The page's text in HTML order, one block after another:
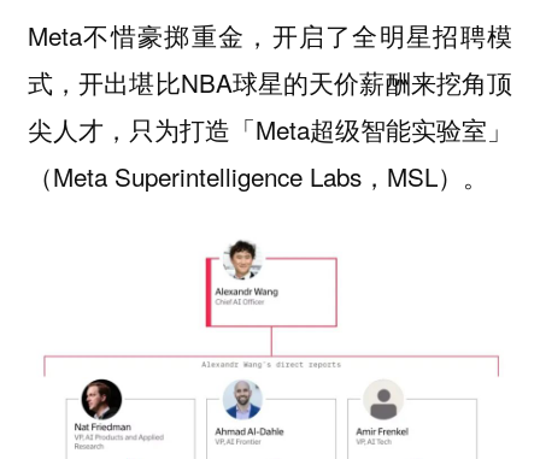
Meta不惜豪掷重金，开启了全明星招聘模
式，开出堪比NBA球星的天价薪酬来挖角顶
尖人才，只为打造「Meta超级智能实验室」
（Meta Superintelligence Labs，MSL）。